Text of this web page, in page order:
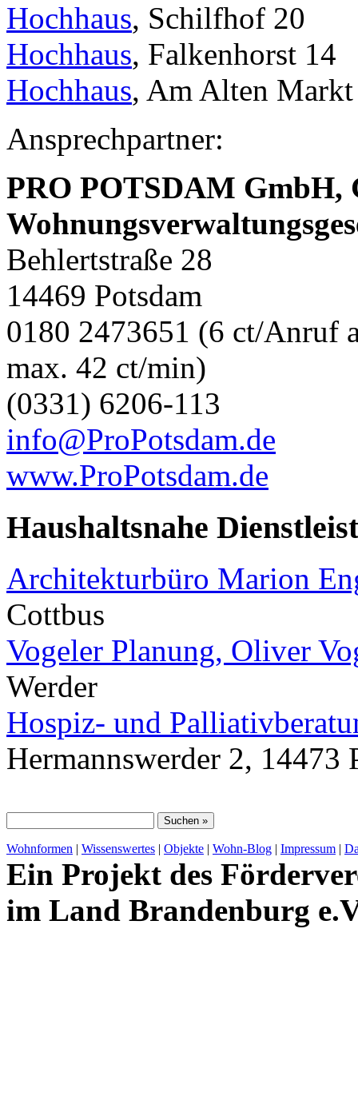
Hochhaus, Schilfhof 20
Hochhaus, Falkenhorst 14
Hochhaus, Am Alten
Ansprechpartner:
PRO POTSDAM GmbH,
Behlertstraße 28
14469 Potsdam
0180 2473651 (6 ct/Anruf
max. 42 ct/min)
(0331) 6206-113
info@ProPotsdam.de
www.ProPotsdam.de
Haushaltsnahe
Architekturbüro Marion
Cottbus
Vogeler Planung, Oliver
Werder
Hospiz- und
Hermannswerder 2, 14473
Wohnformen | Wissenswertes | Objekte | Wohn-Blog | Impressum |
Ein Projekt des
im Land Brandenburg